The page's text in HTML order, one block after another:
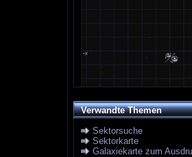
Verwandte Themen
Sektorsuche
Sektorkarte
Galaxiekarte zum